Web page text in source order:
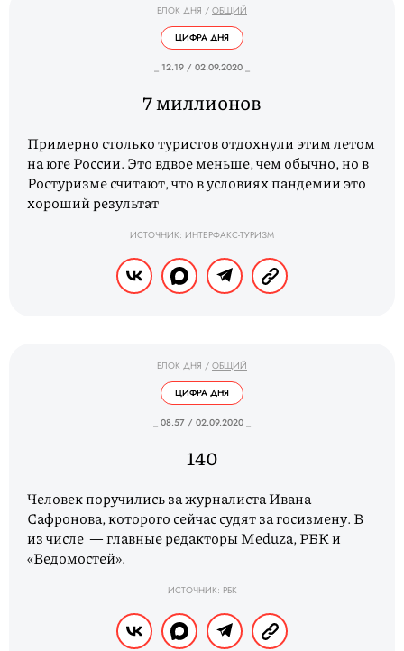
БЛОК ДНЯ / ОБЩИЙ
ЦИФРА ДНЯ
_ 12.19 / 02.09.2020 _
7 миллионов
Примерно столько туристов отдохнули этим летом
на юге России. Это вдвое меньше, чем обычно, но в
Ростуризме считают, что в условиях пандемии это
хороший результат
ИСТОЧНИК: ИНТЕРФАКС-ТУРИЗМ
БЛОК ДНЯ / ОБЩИЙ
ЦИФРА ДНЯ
_ 08.57 / 02.09.2020 _
140
Человек поручились за журналиста Ивана
Сафронова, которого сейчас судят за госизмену. В
из числе — главные редакторы Meduza, РБК и
«Ведомостей».
ИСТОЧНИК: РБК